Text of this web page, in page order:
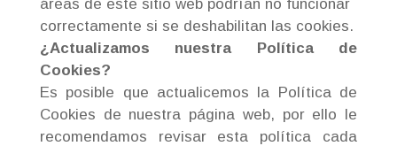
áreas de este sitio web podrían no funcionar
correctamente si se deshabilitan las cookies.
¿Actualizamos nuestra Política de
Cookies?
Es posible que actualicemos la Política de
Cookies de nuestra página web, por ello le
recomendamos revisar esta política cada